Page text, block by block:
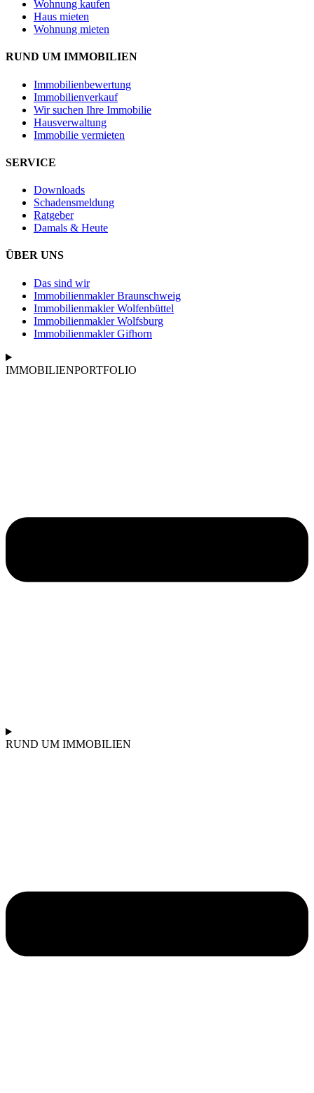
Wohnung kaufen
Haus mieten
Wohnung mieten
RUND UM IMMOBILIEN
Immobilienbewertung
Immobilienverkauf
Wir suchen Ihre Immobilie
Hausverwaltung
Immobilie vermieten
SERVICE
Downloads
Schadensmeldung
Ratgeber
Damals & Heute
ÜBER UNS
Das sind wir
Immobilienmakler Braunschweig
Immobilienmakler Wolfenbüttel
Immobilienmakler Wolfsburg
Immobilienmakler Gifhorn
IMMOBILIENPORTFOLIO
RUND UM IMMOBILIEN